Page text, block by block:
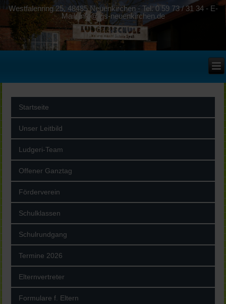
Westfalenring 25, 48485 Neuenkirchen - Tel. 0 59 73 / 31 34 - E-
Mail: info@lgs-neuenkirchen.de
Startseite
Unser Leitbild
Ludgeri-Team
Offener Ganztag
Förderverein
Schulklassen
Schulrundgang
Termine 2026
Elternvertreter
Formulare f. Eltern